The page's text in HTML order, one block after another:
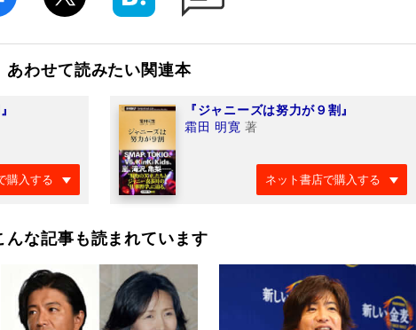
あわせて読みたい関連本
購入する
『ジャニーズは努力が９割』
霜田 明寛 著
ネット書店で購入する
んな記事も読まれています